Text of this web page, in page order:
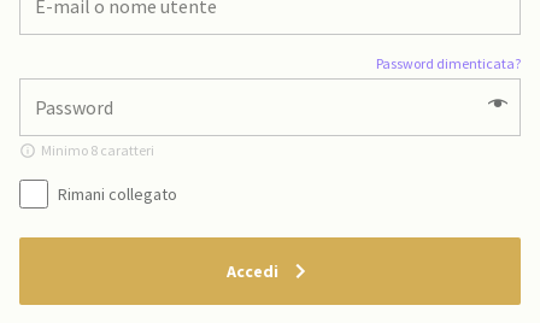
Password dimenticata?
Minimo 8 caratteri
Rimani collegato
Accedi